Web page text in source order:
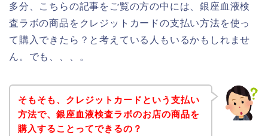
多分、こちらの記事をご覧の方の中には、銀座血液検
査ラボの商品をクレジットカードの支払い方法を使っ
て購入できたら？と考えている人もいるかもしれませ
ん。でも、、、。
そもそも、クレジットカードという支払い
方法で、銀座血液検査ラボのお店の商品を
購入することってできるの？